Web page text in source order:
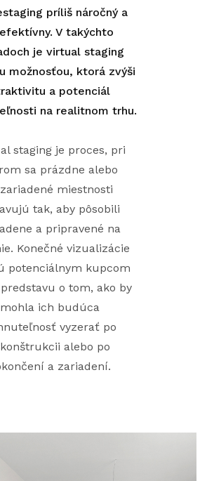
príliš náročný a
V takýchto
je virtual staging
možnosťou, ktorá zvýši
a potenciál
na realitnom trhu.
staging je proces, pri
sa prázdne alebo
miestnosti
tak, aby pôsobili
a pripravené na
Konečné vizualizácie
potenciálnym kupcom
o tom, ako by
mohla ich budúca
vyzerať po
alebo po
a zariadení.